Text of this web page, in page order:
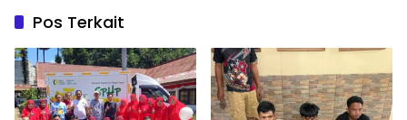
Pos Terkait